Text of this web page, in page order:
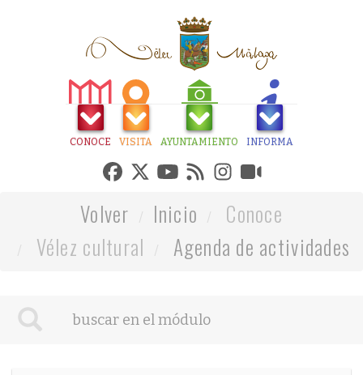
CONOCE VISITA AYUNTAMIENTO INFORMA
Volver Inicio
Conoce
Vélez cultural
Agenda de actividades